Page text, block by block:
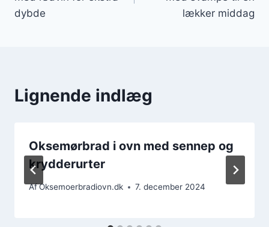
dybde
lækker middag
Lignende indlæg
Oksemørbrad i ovn med sennep og
krydderurter
AfOksemoerbradiovn.dk 7. december 2024